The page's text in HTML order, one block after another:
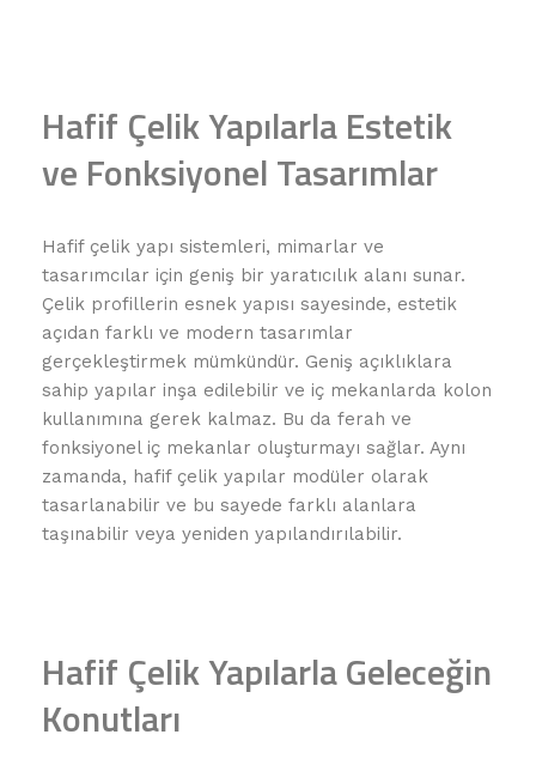
Hafif Çelik Yapılarla Estetik
ve Fonksiyonel Tasarımlar
Hafif çelik yapı sistemleri, mimarlar ve
tasarımcılar için geniş bir yaratıcılık alanı sunar.
Çelik profillerin esnek yapısı sayesinde, estetik
açıdan farklı ve modern tasarımlar
gerçekleştirmek mümkündür. Geniş açıklıklara
sahip yapılar inşa edilebilir ve iç mekanlarda kolon
kullanımına gerek kalmaz. Bu da ferah ve
fonksiyonel iç mekanlar oluşturmayı sağlar. Aynı
zamanda, hafif çelik yapılar modüler olarak
tasarlanabilir ve bu sayede farklı alanlara
taşınabilir veya yeniden yapılandırılabilir.
Hafif Çelik Yapılarla Geleceğin
Konutları